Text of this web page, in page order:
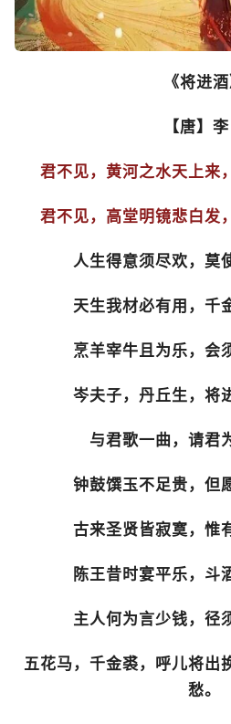
《将进酒
【唐】
君不见，黄河之水天上来
君不见，高堂明镜悲白发
人生得意须尽欢，莫
天生我材必有用，千
烹羊宰牛且为乐，会
岑夫子，丹丘生，将
与君歌一曲，请君
钟鼓馔玉不足贵，但
古来圣贤皆寂寞，惟
陈王昔时宴平乐，斗
主人何为言少钱，径
五花马，千金裘，呼儿将出
愁。